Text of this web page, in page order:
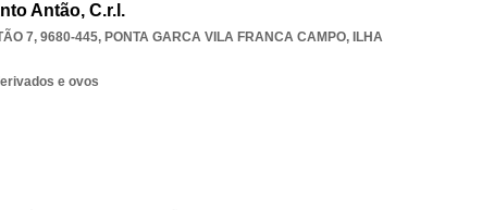
Antão, C.r.l.
7, 9680-445, PONTA GARCA VILA FRANCA CAMPO, ILHA
e ovos